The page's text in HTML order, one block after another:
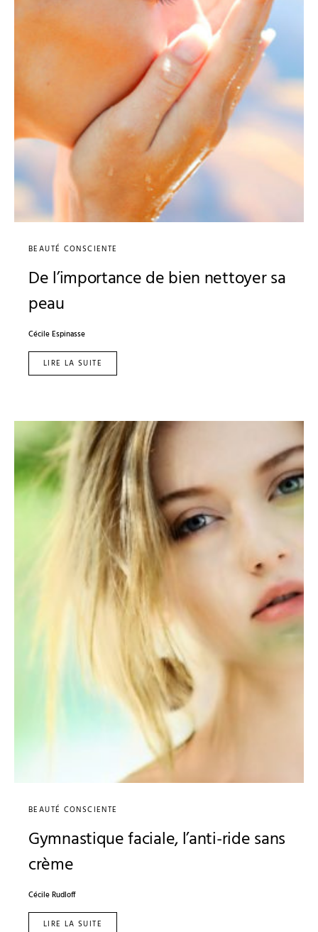
BEAUTÉ CONSCIENTE
De l’importance de bien nettoyer sa
peau
Cécile Espinasse
LIRE LA SUITE
BEAUTÉ CONSCIENTE
Gymnastique faciale, l’anti-ride sans
crème
Cécile Rudloff
LIRE LA SUITE